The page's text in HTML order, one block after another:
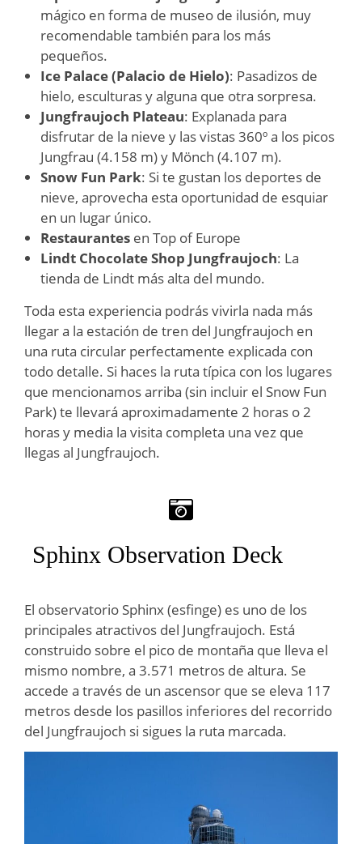
mágico en forma de museo de ilusión, muy
recomendable también para los más
pequeños.
Ice Palace (Palacio de Hielo): Pasadizos de
hielo, esculturas y alguna que otra sorpresa.
Jungfraujoch Plateau: Explanada para
disfrutar de la nieve y las vistas 360º a los picos
Jungfrau (4.158 m) y Mönch (4.107 m).
Snow Fun Park: Si te gustan los deportes de
nieve, aprovecha esta oportunidad de esquiar
en un lugar único.
Restaurantes en Top of Europe
Lindt Chocolate Shop Jungfraujoch: La
tienda de Lindt más alta del mundo.
Toda esta experiencia podrás vivirla nada más
llegar a la estación de tren del Jungfraujoch en
una ruta circular perfectamente explicada con
todo detalle. Si haces la ruta típica con los lugares
que mencionamos arriba (sin incluir el Snow Fun
Park) te llevará aproximadamente 2 horas o 2
horas y media la visita completa una vez que
llegas al Jungfraujoch.
Sphinx Observation Deck
El observatorio Sphinx (esfinge) es uno de los
principales atractivos del Jungfraujoch. Está
construido sobre el pico de montaña que lleva el
mismo nombre, a 3.571 metros de altura. Se
accede a través de un ascensor que se eleva 117
metros desde los pasillos inferiores del recorrido
del Jungfraujoch si sigues la ruta marcada.